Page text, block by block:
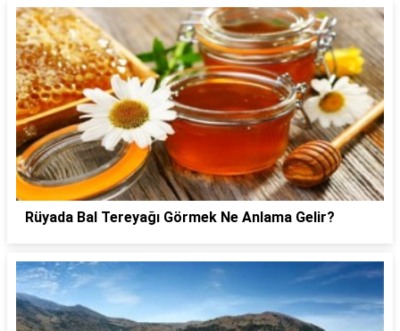
Rüyada Bal Tereyağı Görmek Ne Anlama Gelir?